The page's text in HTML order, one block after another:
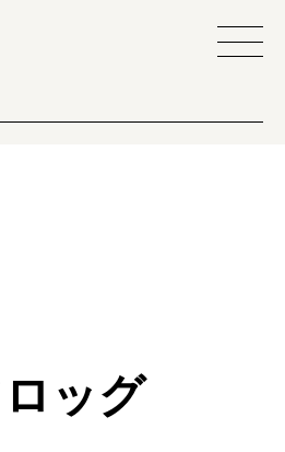
ッグ